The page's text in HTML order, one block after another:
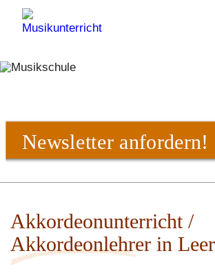
Newsletter anfordern!
Akkordeonunterricht /
Akkordeonlehrer in Leer